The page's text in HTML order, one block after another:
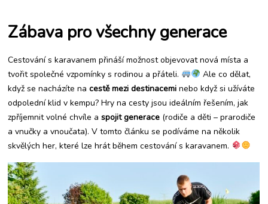
hrách
Zábava pro všechny generace
Cestování s karavanem přináší možnost objevovat nová místa a
tvořit společné vzpomínky s rodinou a přáteli.
Ale co dělat,
když se nacházíte nacestě mezi destinacemi nebo když si užíváte
odpolední klid v kempu? Hry na cesty jsou ideálním řešením, jak
zpříjemnit volné chvíle aspojit generace (rodiče a děti – prarodiče
a vnučky a vnoučata). V tomto článku se podíváme na několik
skvělých her, které lze hrát během cestování s karavanem.